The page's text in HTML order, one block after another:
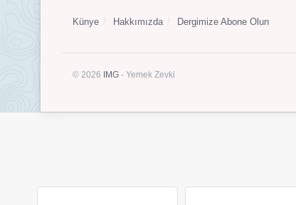
Künye Hakkımızda Dergimize Abone Olun
© 2026 IMG - Yemek Zevki